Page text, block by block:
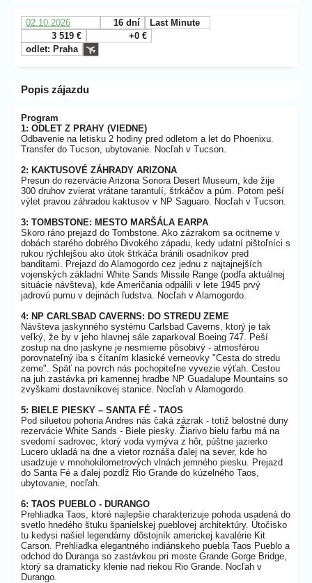
02.10.2026 16 dní
Last Minute
3 519 €
+0 €
odlet: Praha
Popis zájazdu
Program
1: ODLET Z PRAHY (VIEDNE)
Odbavenie na letisku 2 hodiny pred odletom a let do Phoenixu.
Transfer do Tucson, ubytovanie. Nocľah v Tucson.
2: KAKTUSOVÉ ZÁHRADY ARIZONA
Presun do rezervácie Arizona Sonora Desert Museum, kde žije
300 druhov zvierat vrátane tarantulí, štrkáčov a púm. Potom peší
výlet pravou záhradou kaktusov v NP Saguaro. Nocľah v Tucson.
3: TOMBSTONE: MESTO MARŠÁLA EARPA
Skoro ráno prejazd do Tombstone. Ako zázrakom sa ocitneme v
dobách starého dobrého Divokého západu, kedy udatní pištoľníci s
rukou rýchlejšou ako útok štrkáča bránili osadníkov pred
banditami. Prejazd do Alamogordo cez jednu z najtajnejších
vojenských základní White Sands Missile Range (podľa aktuálnej
situácie návšteva), kde Američania odpálili v lete 1945 prvý
jadrovú pumu v dejinách ľudstva. Nocľah v Alamogordo.
4: NP CARLSBAD CAVERNS: DO STREDU ZEME
Návšteva jaskynného systému Carlsbad Caverns, ktorý je tak
veľký, že by v jeho hlavnej sále zaparkoval Boeing 747. Peší
zostup na dno jaskyne je nesmierne pôsobivý - atmosférou
porovnateľný iba s čítaním klasické verneovky "Cesta do stredu
zeme". Späť na povrch nás pochopiteľne vyvezie výťah. Cestou
na juh zastávka pri kamennej hradbe NP Guadalupe Mountains so
zvyškami dostavníkovej stanice. Nocľah v Alamogordo.
5: BIELE PIESKY – SANTA FÉ - TAOS
Pod siluetou pohoria Andres nás čaká zázrak - totiž belostné duny
rezervácie White Sands - Biele piesky. Žiarivo bielu farbu má na
svedomí sadrovec, ktorý voda vymýva z hôr, púštne jazierko
Lucero ukladá na dne a vietor roznáša ďalej na sever, kde ho
usadzuje v mnohokilometrových vlnách jemného piesku. Prejazd
do Santa Fé a ďalej pozdĺž Rio Grande do kúzelného Taos,
ubytovanie, nocľah.
6: TAOS PUEBLO - DURANGO
Prehliadka Taos, ktoré najlepšie charakterizuje pohoda usadená do
svetlo hnedého štuku španielskej pueblovej architektúry. Útočisko
tu kedysi našiel legendárny dôstojník americkej kavalérie Kit
Carson. Prehliadka elegantného indiánskeho puebla Taos Pueblo a
odchod do Duranga so zastávkou pri moste Grande Gorge Bridge,
ktorý sa dramaticky klenie nad riekou Rio Grande. Nocľah v
Durango.